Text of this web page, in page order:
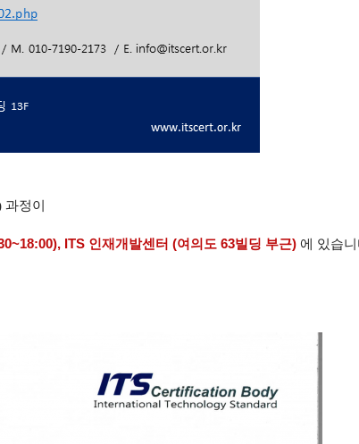
과정이
, ITS 인재개발센터 (여의도 63빌딩 부근) 에 있습